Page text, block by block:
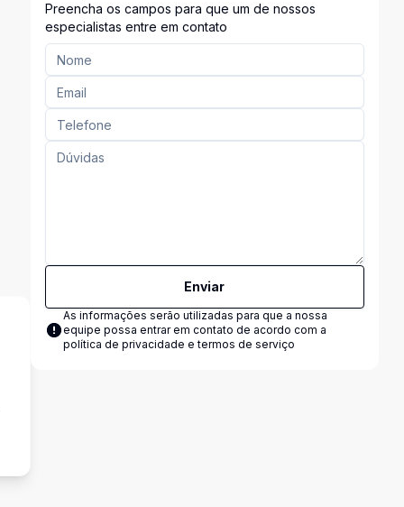
Preencha os campos para que um de nossos
especialistas entre em contato
Enviar
As informações serão utilizadas para que a nossa
equipe possa entrar em contato de acordo com a
política de privacidade e termos de serviço